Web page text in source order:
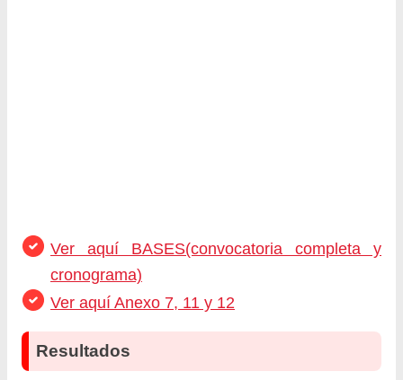
Ver aquí BASES(convocatoria completa y
cronograma)
Ver aquí Anexo 7, 11 y 12
Resultados